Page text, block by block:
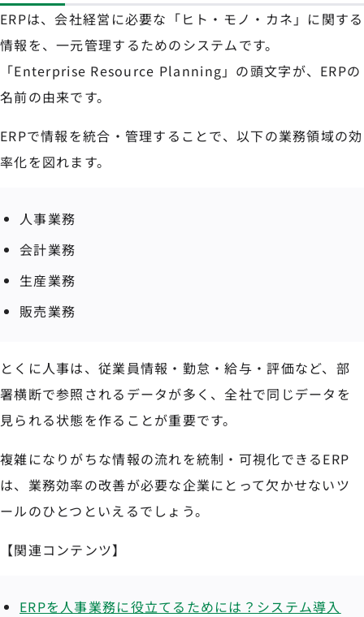
ERPは、会社経営に必要な「ヒト・モノ・カネ」に関する
情報を、一元管理するためのシステムです。
「Enterprise Resource Planning」の頭文字が、ERPの
名前の由来です。
ERPで情報を統合・管理することで、以下の業務領域の効
率化を図れます。
人事業務
会計業務
生産業務
販売業務
とくに人事は、従業員情報・勤怠・給与・評価など、部
署横断で参照されるデータが多く、全社で同じデータを
見られる状態を作ることが重要です。
複雑になりがちな情報の流れを統制・可視化できるERP
は、業務効率の改善が必要な企業にとって欠かせないツ
ールのひとつといえるでしょう。
【関連コンテンツ】
ERPを人事業務に役立てるためには？システム導入